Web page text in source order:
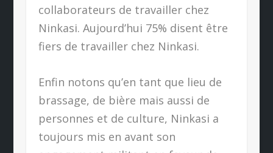
collaborateurs de travailler chez
Ninkasi. Aujourd’hui 75% disent être
fiers de travailler chez Ninkasi.
Enfin notons qu’en tant que lieu de
brassage, de bière mais aussi de
personnes et de culture, Ninkasi a
toujours mis en avant son